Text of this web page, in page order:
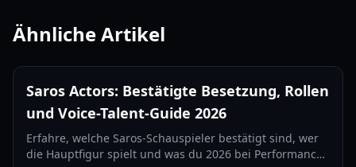
Ähnliche Artikel
Saros Actors: Bestätigte Besetzung, Rollen
und Voice-Talent-Guide 2026
Erfahre, welche Saros-Schauspieler bestätigt sind, wer
die Hauptfigur spielt und was du 2026 bei Performance-